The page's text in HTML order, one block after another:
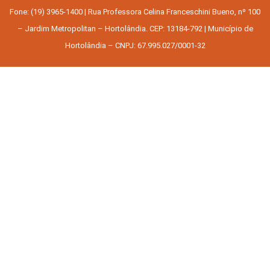
Fone: (19) 3965-1400 | Rua Professora Celina Franceschini Bueno, nº 100
– Jardim Metropolitan – Hortolândia. CEP: 13184-792 | Município de
Hortolândia – CNPJ: 67.995.027/0001-32